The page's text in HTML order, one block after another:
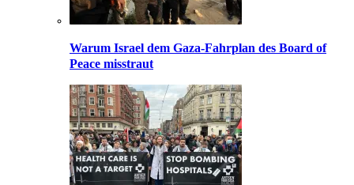
Warum Israel dem Gaza-Fahrplan des Board of
Peace misstraut